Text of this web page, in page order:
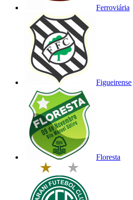
Ferroviária
Figueirense
Floresta